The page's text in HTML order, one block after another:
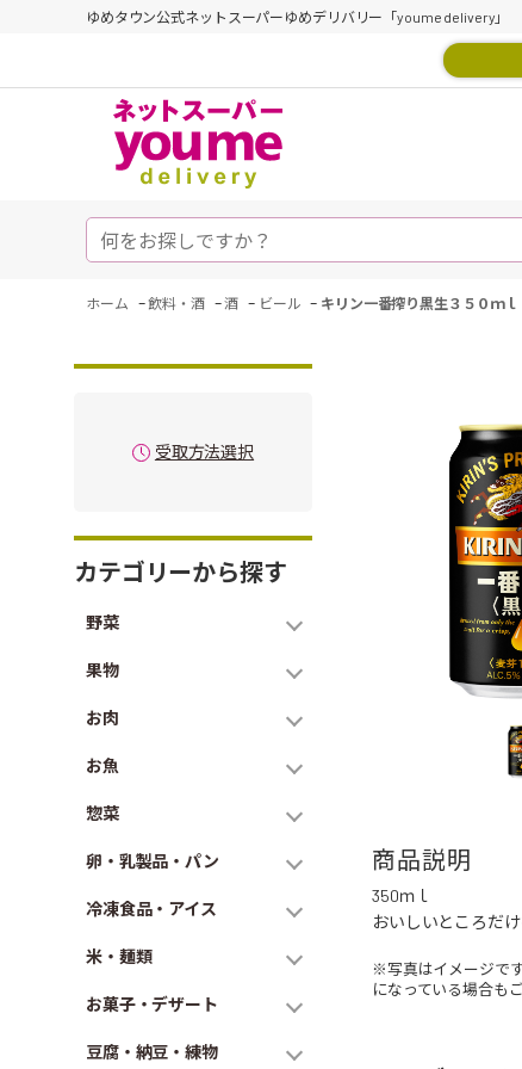
ゆめタウン公式ネットスーパーゆめデリバリー「youme delivery」
ホーム -飲料・酒 -酒 - ビール - キリン一番搾り黒生３５０ｍｌ
受取方法選択
カテゴリーから探す
野菜
果物
お肉
お魚
惣菜
卵・乳製品・パン
冷凍食品・アイス
米・麺類
お菓子・デザート
豆腐・納豆・練物
商品説明
350ｍｌ
おいしいところだ
※写真はイメージで
になっている場合も